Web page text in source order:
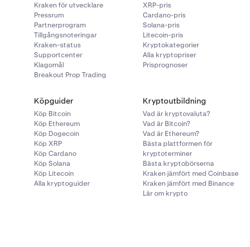
Kraken för utvecklare
Pressrum
Partnerprogram
Tillgångsnoteringar
Kraken-status
Supportcenter
Klagomål
Breakout Prop Trading
XRP-pris
Cardano-pris
Solana-pris
Litecoin-pris
Kryptokategorier
Alla kryptopriser
Prisprognoser
Köpguider
Köp Bitcoin
Köp Ethereum
Köp Dogecoin
Köp XRP
Köp Cardano
Köp Solana
Köp Litecoin
Alla kryptoguider
Kryptoutbildning
Vad är kryptovaluta?
Vad är Bitcoin?
Vad är Ethereum?
Bästa plattformen för
kryptoterminer
Bästa kryptobörserna
Kraken jämfört med Coinbase
Kraken jämfört med Binance
Lär om krypto